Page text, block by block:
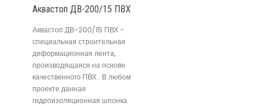
Аквастоп ДВ-200/15 ПВХ
Аквастоп ДВ-200/15 ПВХ -
специальная строительная
деформационная лента,
производящаяся на основе
качественного ПВХ . В любом
проекте данная
гидроизоляционная шпонка